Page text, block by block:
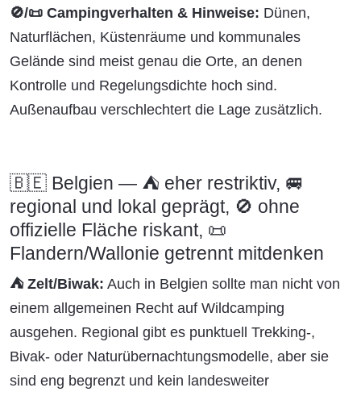
🚫/📜 Campingverhalten & Hinweise: Dünen,
Naturflächen, Küstenräume und kommunales
Gelände sind meist genau die Orte, an denen
Kontrolle und Regelungsdichte hoch sind.
Außenaufbau verschlechtert die Lage zusätzlich.
🇧🇪 Belgien — ⛺ eher restriktiv, 🚐
regional und lokal geprägt, 🚫 ohne
offizielle Fläche riskant, 📜
Flandern/Wallonie getrennt mitdenken
⛺ Zelt/Biwak: Auch in Belgien sollte man nicht von
einem allgemeinen Recht auf Wildcamping
ausgehen. Regional gibt es punktuell Trekking-,
Bivak- oder Naturübernachtungsmodelle, aber sie
sind eng begrenzt und kein landesweiter